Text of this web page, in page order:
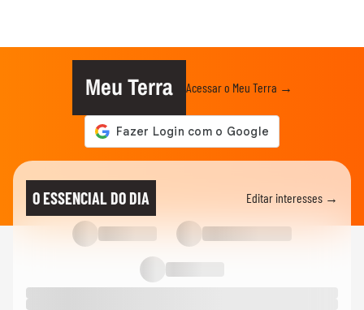
Meu Terra Acessar o Meu Terra →
O ESSENCIAL DO DIA Editar interesses →